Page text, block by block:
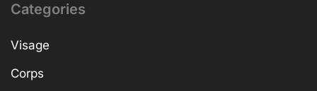
Categories
Visage
Corps